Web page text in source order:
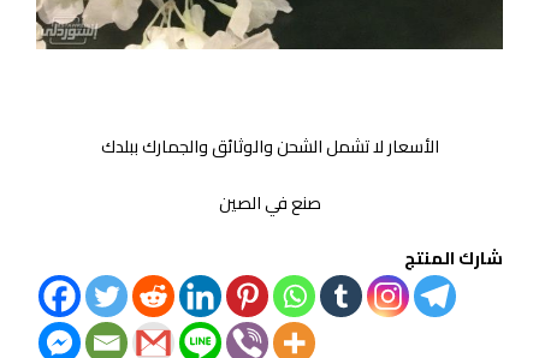
الأسعار لا تشمل الشحن والوثائق والجمارك ببلدك
صنع في الصين
شارك المنتج